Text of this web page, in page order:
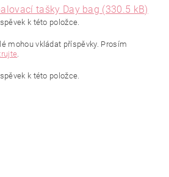
tašky Day bag (330.5 kB)
k této položce.
mohou vkládat příspěvky. Prosím
k této položce.